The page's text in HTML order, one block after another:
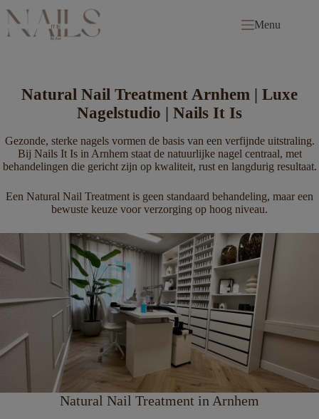
naar
de
Menu
Natural Nail Treatment Arnhem | Luxe
Nagelstudio | Nails It Is
Gezonde, sterke nagels vormen de basis van een verfijnde uitstraling.
Bij Nails It Is in Arnhem staat de natuurlijke nagel centraal, met
behandelingen die gericht zijn op kwaliteit, rust en langdurig resultaat.
Een Natural Nail Treatment is geen standaard behandeling, maar een
bewuste keuze voor verzorging op hoog niveau.
Natural Nail Treatment in Arnhem